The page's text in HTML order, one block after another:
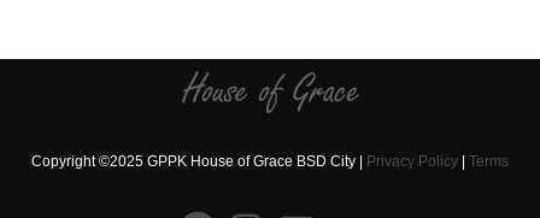
Copyright ©2025 GPPK House of Grace BSD City | Privacy Policy Terms